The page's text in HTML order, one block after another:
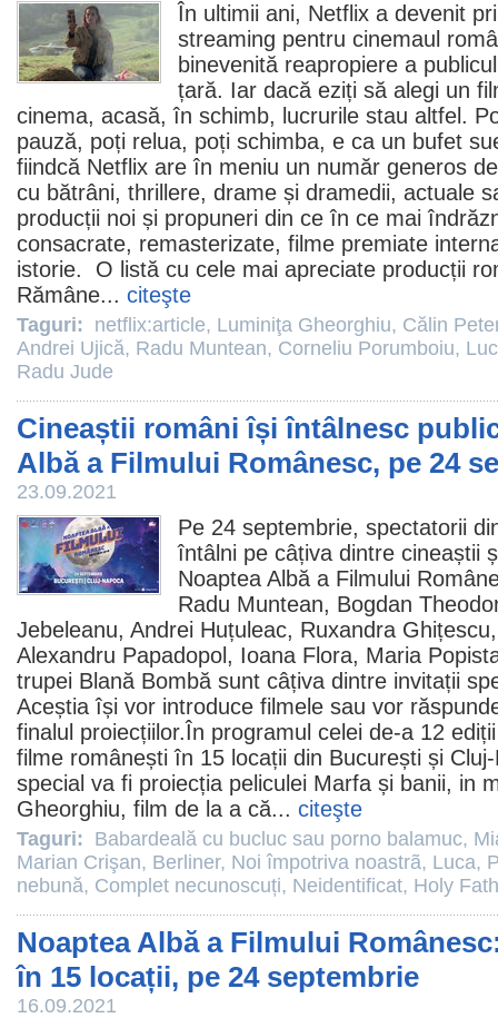
În ultimii ani, Netflix a devenit
streaming pentru cinemaul
binevenită reapropiere a
țară. Iar dacă eziți să alegi un
cinema, acasă, în schimb, lucrurile stau altfel.
pauză, poți relua, poți schimba, e ca un bufet
fiindcă Netflix are în meniu un număr generos
cu bătrâni, thrillere, drame și dramedii, actuale
producții noi și propuneri din ce în ce mai
consacrate, remasterizate, filme premiate
istorie. O listă cu cele mai apreciate producții
Rămâne... citeşte
Taguri: netflix:article, Luminiţa Gheorghiu, Călin
Andrei Ujică, Radu Muntean, Corneliu Porumboiu,
Radu Jude
Cineaștii români își întâlnesc
Albă a Filmului Românesc, pe 24
23.09.2021
Pe 24 septembrie, spectatorii
întâlni pe câțiva dintre cineaștii
Noaptea Albă a Filmului
Radu Muntean, Bogdan
Jebeleanu, Andrei Huțuleac, Ruxandra Ghițescu
Alexandru Papadopol , Ioana Flora, Maria
trupei Blană Bombă sunt câțiva dintre invitații
Aceștia își vor introduce filmele sau vor
finalul proiecțiilor.În programul celei de-a 12
filme românești în 15 locații din București și
special va fi proiecția peliculei Marfa și banii, in
Gheorghiu, film de la a că... citeşte
Taguri: Babardeală cu bucluc sau porno balamuc,
Marian Crişan, Berliner, Noi împotriva noastrã, Luca,
nebună, Complet necunoscuți, Neidentificat, Holy
Noaptea Albă a Filmului
în 15 locații, pe 24 septembrie
16.09.2021